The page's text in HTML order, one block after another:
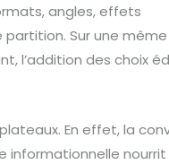
angles, effets
Sur une
l’addition des choix
En effet, la
informationnelle